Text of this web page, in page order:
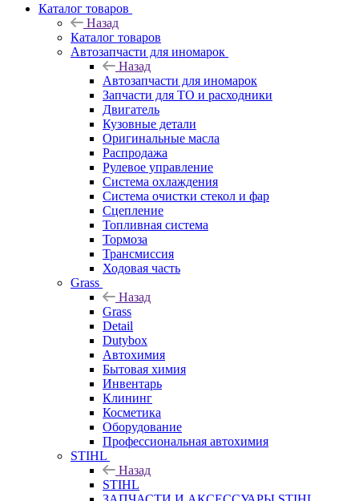
Каталог товаров
Назад
Каталог товаров
Автозапчасти для иномарок
Назад
Автозапчасти для иномарок
Запчасти для ТО и расходники
Двигатель
Кузовные детали
Оригинальные масла
Распродажа
Рулевое управление
Система охлаждения
Система очистки стекол и фар
Сцепление
Топливная система
Тормоза
Трансмиссия
Ходовая часть
Grass
Назад
Grass
Detail
Dutybox
Автохимия
Бытовая химия
Инвентарь
Клининг
Косметика
Оборудование
Профессиональная автохимия
STIHL
Назад
STIHL